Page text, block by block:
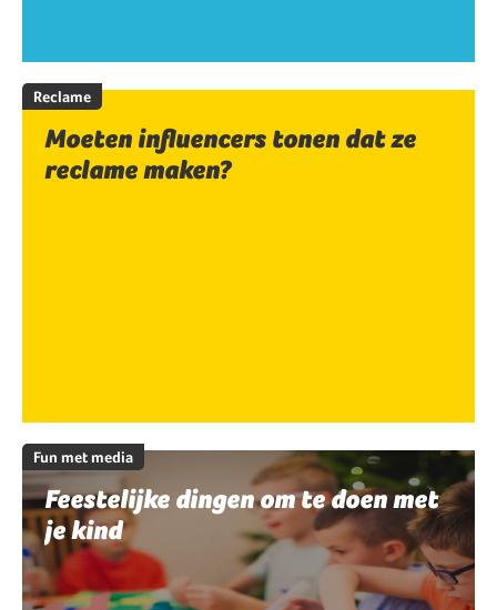
Reclame
Moeten influencers tonen dat ze
reclame maken?
Fun met media
Feestelijke dingen om te doen met
je kind